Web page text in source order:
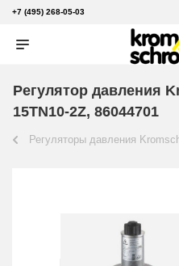
+7 (495) 268-05-03
Регулятор давления
15TN10-2Z, 86044701
Регуляторы давления